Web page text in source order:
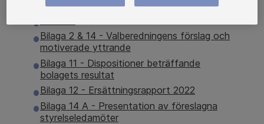
Kallelse till årsstämma 2023
Bilaga 2 & 14 - Valberedningens förslag och
motiverade yttrande
Bilaga 11 - Dispositioner beträffande
bolagets resultat
Bilaga 12 - Ersättningsrapport 2022
Bilaga 14 A - Presentation av föreslagna
styrelseledamöter